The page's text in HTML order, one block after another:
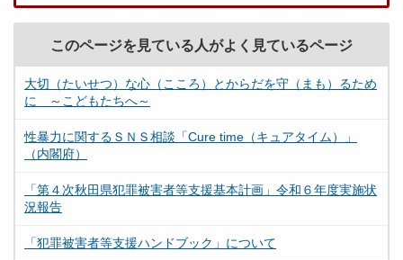
このページを見ている人がよく見ているページ
大切（たいせつ）な心（こころ）とからだを守（まも）るため
に ～こどもたちへ～
性暴力に関するＳＮＳ相談「Cure time（キュアタイム）」
（内閣府）
「第４次秋田県犯罪被害者等支援基本計画」令和６年度実施状
況報告
「犯罪被害者等支援ハンドブック」について